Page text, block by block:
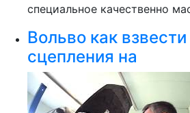
специальное качественно
Вольво как
сцепления на